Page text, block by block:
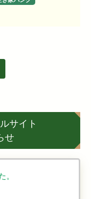
サイト
せ
。